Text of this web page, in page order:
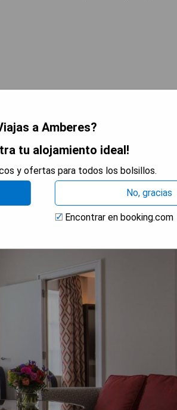
a Amberes?
tu alojamiento ideal!
y ofertas para todos los bolsillos.
No, gracias
Encontrar en booking.com